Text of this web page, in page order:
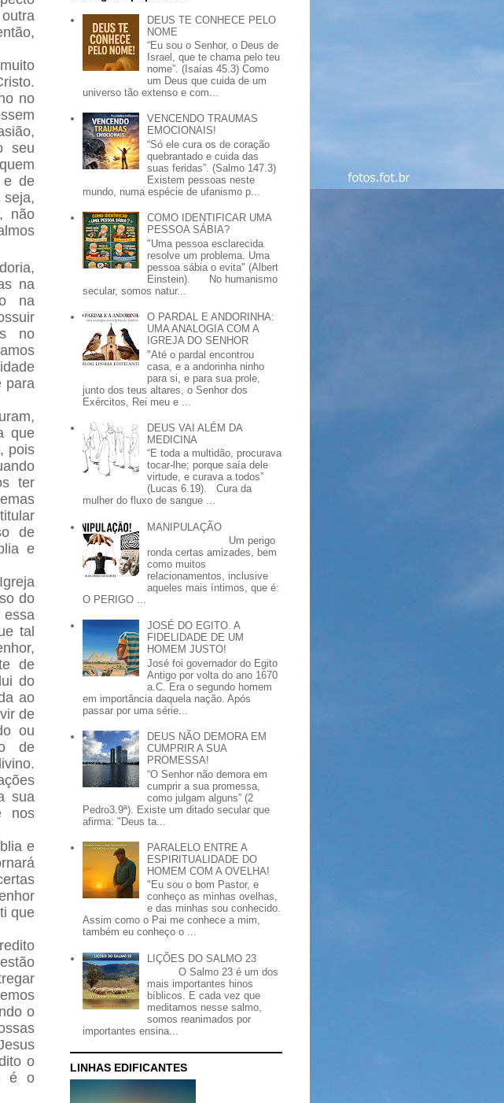
no
seu
e de
não
na
na
no
para
que
pois
ter
de
e
do
essa
tal
de
do
ao
de
ou
de
sua
nos
e
que
o
o
é o
DEUS TE CONHECE PELO
NOME
“Eu sou o Senhor, o Deus de
Israel, que te chama pelo teu
nome”. (Isaías 45.3) Como
um Deus que cuida de um
universo tão extenso e com...
VENCENDO TRAUMAS
EMOCIONAIS!
“Só ele cura os de coração
quebrantado e cuida das
suas feridas”. (Salmo 147.3)
Existem pessoas neste
mundo, numa espécie de ufanismo p...
COMO IDENTIFICAR UMA
PESSOA SÁBIA?
"Uma pessoa esclarecida
resolve um problema. Uma
pessoa sábia o evita" (Albert
Einstein). No humanismo
secular, somos natur...
O PARDAL E ANDORINHA:
UMA ANALOGIA COM A
IGREJA DO SENHOR
"Até o pardal encontrou
casa, e a andorinha ninho
para si, e para sua prole,
junto dos teus altares, o Senhor dos
Exércitos, Rei meu e ...
DEUS VAI ALÉM DA
MEDICINA
“E toda a multidão, procurava
tocar-lhe; porque saía dele
virtude, e curava a todos”
(Lucas 6.19). Cura da
mulher do fluxo de sangue ...
MANIPULAÇÃO
Um perigo
ronda certas amizades, bem
como muitos
relacionamentos, inclusive
aqueles mais íntimos, que é:
O PERIGO ...
JOSÉ DO EGITO. A
FIDELIDADE DE UM
HOMEM JUSTO!
José foi governador do Egito
Antigo por volta do ano 1670
a.C. Era o segundo homem
em importância daquela nação. Após
passar por uma série...
DEUS NÃO DEMORA EM
CUMPRIR A SUA
PROMESSA!
“O Senhor não demora em
cumprir a sua promessa,
como julgam alguns” (2
Pedro3.9ª). Existe um ditado secular que
afirma: "Deus ta...
PARALELO ENTRE A
ESPIRITUALIDADE DO
HOMEM COM A OVELHA!
"Eu sou o bom Pastor, e
conheço as minhas ovelhas,
e das minhas sou conhecido.
Assim como o Pai me conhece a mim,
também eu conheço o ...
LIÇÕES DO SALMO 23
O Salmo 23 é um dos
mais importantes hinos
bíblicos. E cada vez que
meditamos nesse salmo,
somos reanimados por
importantes ensina...
LINHAS EDIFICANTES